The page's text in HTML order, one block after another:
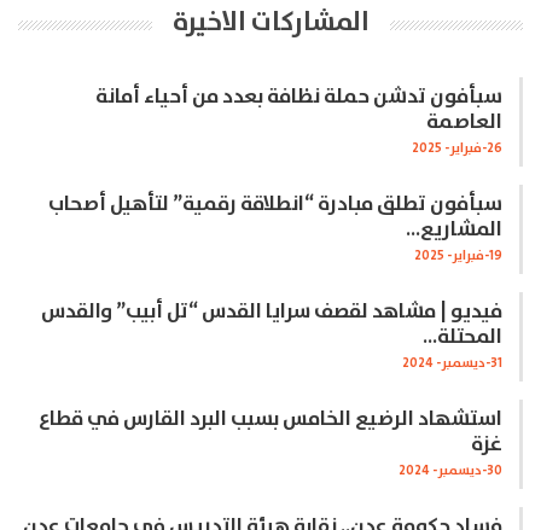
المشاركات الاخيرة
سبأفون تدشن حملة نظافة بعدد من أحياء أمانة
العاصمة
26-فبراير- 2025
سبأفون تطلق مبادرة “انطلاقة رقمية” لتأهيل أصحاب
المشاريع…
19-فبراير- 2025
فيديو | مشاهد لقصف سرايا القدس “تل أبيب” والقدس
المحتلة…
31-ديسمبر- 2024
استشهاد الرضيع الخامس بسبب البرد القارس في قطاع
غزة
30-ديسمبر- 2024